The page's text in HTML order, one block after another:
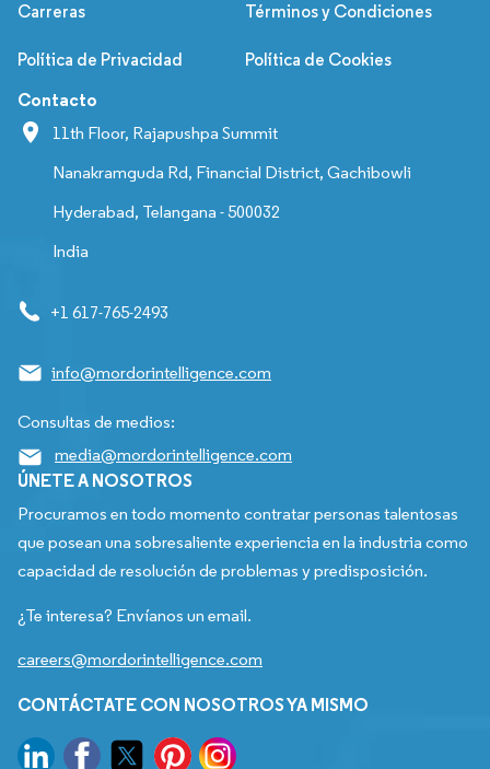
Carreras Términos y Condiciones
Política de Privacidad Política de Cookies
Contacto
11th Floor, Rajapushpa Summit
Nanakramguda Rd, Financial District, Gachibowli
Hyderabad, Telangana - 500032
India
+1 617-765-2493
info@mordorintelligence.com
Consultas de medios:
media@mordorintelligence.com
ÚNETE A NOSOTROS
Procuramos en todo momento contratar personas talentosas
que posean una sobresaliente experiencia en la industria como
capacidad de resolución de problemas y predisposición.
¿Te interesa? Envíanos un email.
careers@mordorintelligence.com
CONTÁCTATE CON NOSOTROS YA MISMO